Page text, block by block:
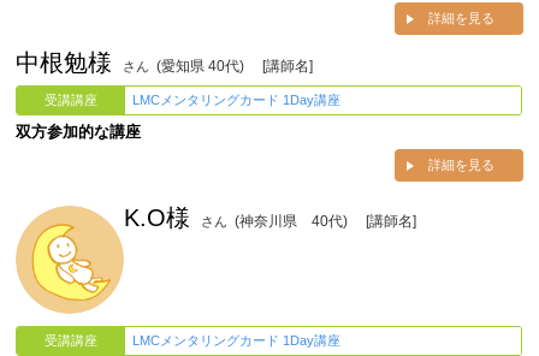
詳細を見る
中根勉様 さん (愛知県 40代) [講師名]
受講講座 LMCメンタリングカード 1Day講座
双方参加的な講座
詳細を見る
K.O様 さん (神奈川県 40代) [講師名]
受講講座 LMCメンタリングカード 1Day講座